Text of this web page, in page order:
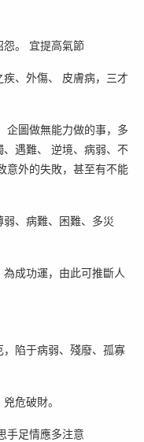
。 宜提高氣節
、外傷、 皮膚病，三才
企圖做無能力做的事，多
遇難、 逆境、病弱、不
意外的失敗，甚至有不能
、病難、困難、多災
成功運，由此可推斷人
陷于病弱、殘廢、孤寡
危破財。
手足情應多注意